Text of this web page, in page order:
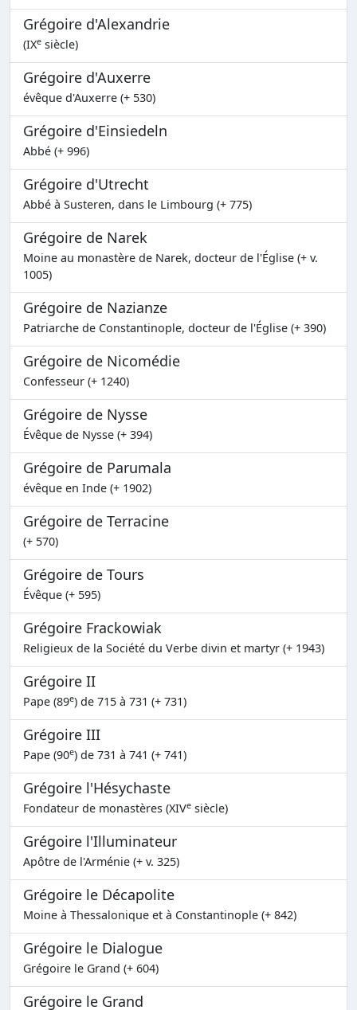
Grégoire d'Alexandrie
(IXe siècle)
Grégoire d'Auxerre
évêque d'Auxerre (+ 530)
Grégoire d'Einsiedeln
Abbé (+ 996)
Grégoire d'Utrecht
Abbé à Susteren, dans le Limbourg (+ 775)
Grégoire de Narek
Moine au monastère de Narek, docteur de l'Église (+ v.
1005)
Grégoire de Nazianze
Patriarche de Constantinople, docteur de l'Église (+ 390)
Grégoire de Nicomédie
Confesseur (+ 1240)
Grégoire de Nysse
Évêque de Nysse (+ 394)
Grégoire de Parumala
évêque en Inde (+ 1902)
Grégoire de Terracine
(+ 570)
Grégoire de Tours
Évêque (+ 595)
Grégoire Frackowiak
Religieux de la Société du Verbe divin et martyr (+ 1943)
Grégoire II
Pape (89e) de 715 à 731 (+ 731)
Grégoire III
Pape (90e) de 731 à 741 (+ 741)
Grégoire l'Hésychaste
Fondateur de monastères (XIVe siècle)
Grégoire l'Illuminateur
Apôtre de l'Arménie (+ v. 325)
Grégoire le Décapolite
Moine à Thessalonique et à Constantinople (+ 842)
Grégoire le Dialogue
Grégoire le Grand (+ 604)
Grégoire le Grand